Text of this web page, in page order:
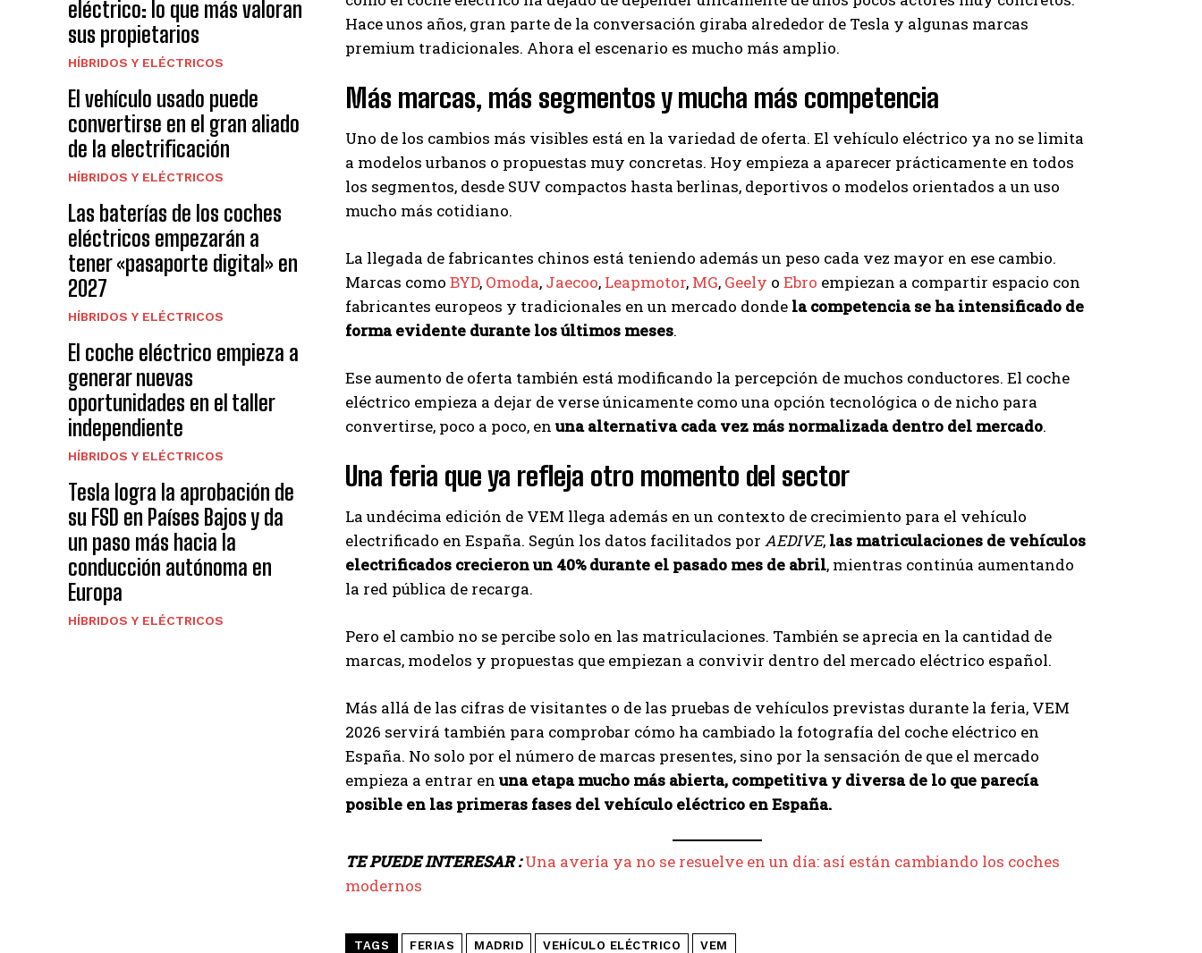
eléctrico: lo que más valoran
sus propietarios
HÍBRIDOS Y ELÉCTRICOS
El vehículo usado puede
convertirse en el gran aliado
de la electrificación
HÍBRIDOS Y ELÉCTRICOS
Las baterías de los coches
eléctricos empezarán a
tener «pasaporte digital» en
2027
HÍBRIDOS Y ELÉCTRICOS
El coche eléctrico empieza a
generar nuevas
oportunidades en el taller
independiente
HÍBRIDOS Y ELÉCTRICOS
Tesla logra la aprobación de
su FSD en Países Bajos y da
un paso más hacia la
conducción autónoma en
Europa
HÍBRIDOS Y ELÉCTRICOS
Hace unos años, gran parte de la conversación giraba alrededor de Tesla y algunas marcas
premium tradicionales. Ahora el escenario es mucho más amplio.
Más marcas, más segmentos y mucha más competencia
Uno de los cambios más visibles está en la variedad de oferta. El vehículo eléctrico ya no se limita
a modelos urbanos o propuestas muy concretas. Hoy empieza a aparecer prácticamente en todos
los segmentos, desde SUV compactos hasta berlinas, deportivos o modelos orientados a un uso
mucho más cotidiano.
La llegada de fabricantes chinos está teniendo además un peso cada vez mayor en ese cambio.
Marcas como BYD, Omoda, Jaecoo, Leapmotor, MG, Geely o Ebro empiezan a compartir espacio con
fabricantes europeos y tradicionales en un mercado donde la competencia se ha intensificado de
forma evidente durante los últimos meses.
Ese aumento de oferta también está modificando la percepción de muchos conductores. El coche
eléctrico empieza a dejar de verse únicamente como una opción tecnológica o de nicho para
convertirse, poco a poco, en una alternativa cada vez más normalizada dentro del mercado.
Una feria que ya refleja otro momento del sector
La undécima edición de VEM llega además en un contexto de crecimiento para el vehículo
electrificado en España. Según los datos facilitados por AEDIVE, las matriculaciones de vehículos
electrificados crecieron un 40% durante el pasado mes de abril, mientras continúa aumentando
la red pública de recarga.
Pero el cambio no se percibe solo en las matriculaciones. También se aprecia en la cantidad de
marcas, modelos y propuestas que empiezan a convivir dentro del mercado eléctrico español.
Más allá de las cifras de visitantes o de las pruebas de vehículos previstas durante la feria, VEM
2026 servirá también para comprobar cómo ha cambiado la fotografía del coche eléctrico en
España. No solo por el número de marcas presentes, sino por la sensación de que el mercado
empieza a entrar en una etapa mucho más abierta, competitiva y diversa de lo que parecía
posible en las primeras fases del vehículo eléctrico en España.
TE PUEDE INTERESAR : Una avería ya no se resuelve en un día: así están cambiando los coches
modernos
TAGS FERIAS MADRID VEHÍCULO ELÉCTRICO VEM